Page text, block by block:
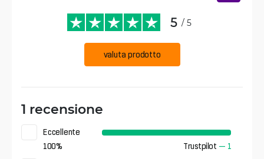
5 / 5
valuta prodotto
1 recensione
Eccellente
100% Trustpilot — 1